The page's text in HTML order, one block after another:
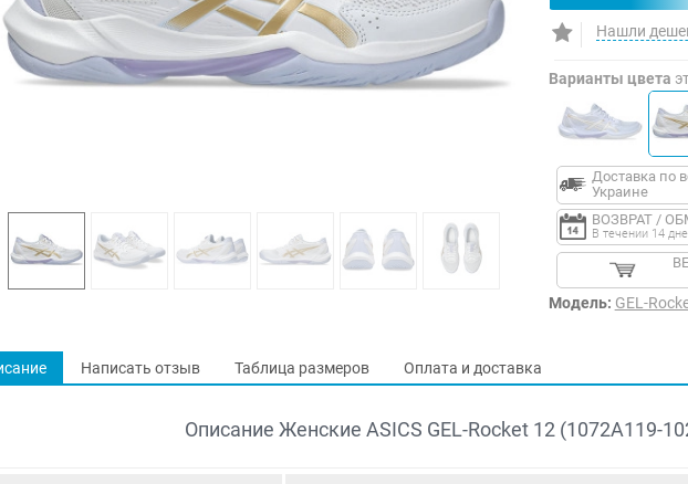
Нашли
Варианты цвета
Доставка по
Украине
ВОЗВРАТ /
В течении 14
Модель: GEL-
Написать отзыв Таблица размеров Оплата и доставка
Описание Женские ASICS GEL-Rocket 12 (1072A119-